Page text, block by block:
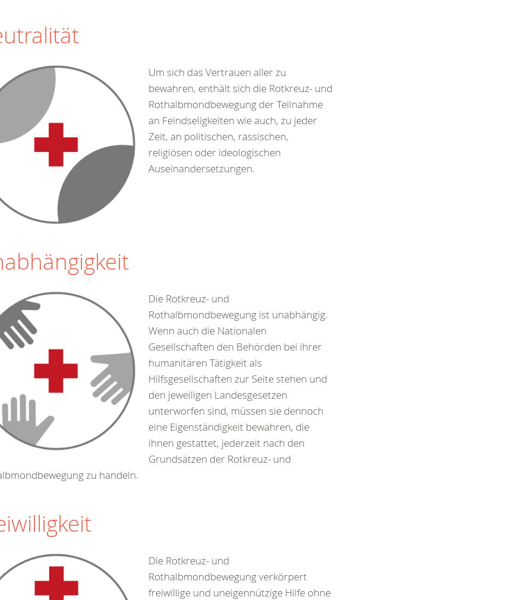
Um sich das Vertrauen aller zu
bewahren, enthält sich die Rotkreuz- und
Rothalbmondbewegung der Teilnahme
an Feindseligkeiten wie auch, zu jeder
Zeit, an politischen, rassischen,
religiösen oder ideologischen
Auseinandersetzungen.
Die Rotkreuz- und
Rothalbmondbewegung ist unabhängig.
Wenn auch die Nationalen
Gesellschaften den Behörden bei ihrer
humanitären Tätigkeit als
Hilfsgesellschaften zur Seite stehen und
den jeweiligen Landesgesetzen
unterworfen sind, müssen sie dennoch
eine Eigenständigkeit bewahren, die
ihnen gestattet, jederzeit nach den
Grundsätzen der Rotkreuz- und
zu handeln.
Die Rotkreuz- und
Rothalbmondbewegung verkörpert
freiwillige und uneigennützige Hilfe ohne